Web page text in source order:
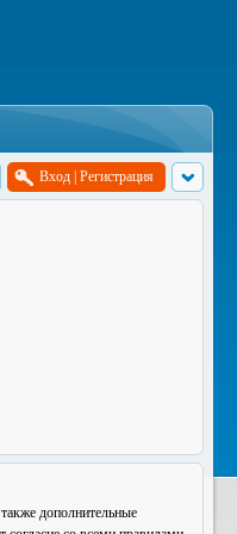
Вход Регистрация
дополнительные